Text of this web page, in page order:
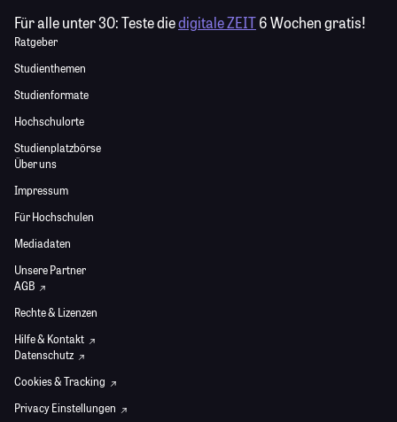
Für alle unter 30:Teste diedigitale ZEIT6 Wochen gratis!
Ratgeber
Studienthemen
Studienformate
Hochschulorte
Studienplatzbörse
Über uns
Impressum
Für Hochschulen
Mediadaten
Unsere Partner
AGB
Rechte & Lizenzen
Hilfe & Kontakt
Datenschutz
Cookies & Tracking
Privacy Einstellungen